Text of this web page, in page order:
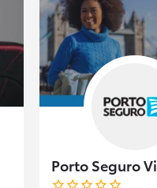
Porto Seguro